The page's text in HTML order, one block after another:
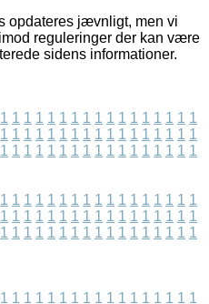
opdateres jævnligt, men vi
reguleringer der kan være
sidens informationer.
1 1 1 1 1 1 1 1 1 1 1 1 1 1 1 1 1
1 1 1 1 1 1 1 1 1 1 1 1 1 1 1 1 1
1 1 1 1 1 1 1 1 1 1 1 1 1 1 1 1 1
1 1 1 1 1 1 1 1 1 1 1 1 1 1 1 1 1
1 1 1 1 1 1 1 1 1 1 1 1 1 1 1 1 1
1 1 1 1 1 1 1 1 1 1 1 1 1 1 1 1 1
1 1 1 1 1 1 1 1 1 1 1 1 1 1 1 1 1